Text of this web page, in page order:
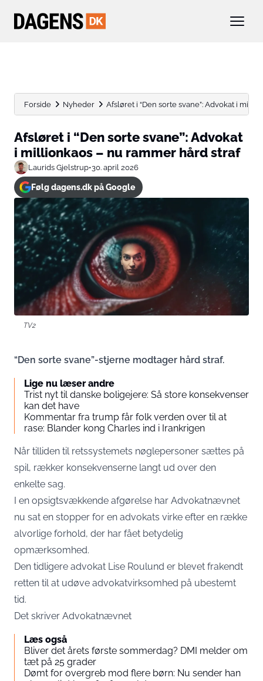
Forside Nyheder Afsløret i “Den sorte svane”: Advokat i
Afsløret i “Den sorte svane”: Advokat
i millionkaos – nu rammer hård straf
Laurids Gjelstrup•30. april 2026
Følg dagens.dk på Google
TV2
“Den sorte svane”-stjerne modtager hård straf.
Lige nu læser andre
Trist nyt til danske boligejere: Så store konsekvenser
kan det have
Kommentar fra trump får folk verden over til at
rase: Blander kong Charles ind i Irankrigen
Når tilliden til retssystemets nøglepersoner sættes på
spil, rækker konsekvenserne langt ud over den
enkelte sag.
I en opsigtsvækkende afgørelse har Advokatnævnet
nu sat en stopper for en advokats virke efter en række
alvorlige forhold, der har fået betydelig
opmærksomhed.
Den tidligere advokat Lise Roulund er blevet frakendt
retten til at udøve advokatvirksomhed på ubestemt
tid.
Det skriver Advokatnævnet
Læs også
Bliver det årets første sommerdag? DMI melder om
tæt på 25 grader
Dømt for overgreb mod flere børn: Nu sender han